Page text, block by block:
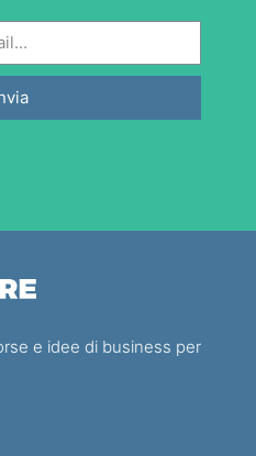
e idee di business per